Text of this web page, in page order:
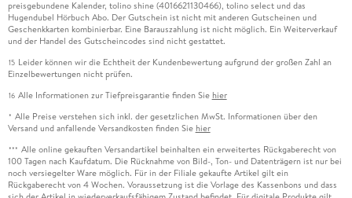
preisgebundene Kalender, tolino shine (4016621130466), tolino select und das
Hugendubel Hörbuch Abo. Der Gutschein ist nicht mit anderen Gutscheinen und
Geschenkkarten kombinierbar. Eine Barauszahlung ist nicht möglich. Ein Weiterverkauf
und der Handel des Gutscheincodes sind nicht gestattet.
15 Leider können wir die Echtheit der Kundenbewertung aufgrund der großen Zahl an
Einzelbewertungen nicht prüfen.
16 Alle Informationen zur Tiefpreisgarantie finden Sie hier
* Alle Preise verstehen sich inkl. der gesetzlichen MwSt. Informationen über den
Versand und anfallende Versandkosten finden Sie hier
*** Alle online gekauften Versandartikel beinhalten ein erweitertes Rückgaberecht von
100 Tagen nach Kaufdatum. Die Rücknahme von Bild-, Ton- und Datenträgern ist nur bei
noch versiegelter Ware möglich. Für in der Filiale gekaufte Artikel gilt ein
Rückgaberecht von 4 Wochen. Voraussetzung ist die Vorlage des Kassenbons und dass